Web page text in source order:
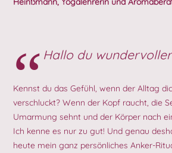
Hallo du
Kennst du das Gefühl, wenn der Alltag
verschluckt? Wenn der Kopf raucht, die
Umarmung sehnt und der Körper nach
Ich kenne es nur zu gut! Und genau
heute mein ganz persönliches Anker-